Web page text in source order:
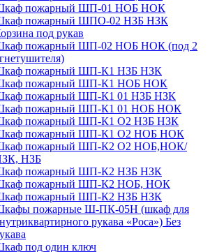
пожарный ШП-01 НОБ НОК
пожарный ШПО-02 НЗБ НЗК
под рукав
пожарный ШП-02 НОБ НОК (под 2
пожарный ШП-К1 НЗБ НЗК
пожарный ШП-К1 НОБ НОК
пожарный ШП-К1 01 НЗБ НЗК
пожарный ШП-К1 01 НОБ НОК
пожарный ШП-К1 О2 НЗБ НЗК
пожарный ШП-К1 О2 НОБ НОК
пожарный ШП-К2 О2 НОБ,НОК/
НЗБ
пожарный ШП-К2 НЗБ НЗК
пожарный ШП-К2 НОБ, НОК
пожарный ШП-К2 НЗБ НЗК
пожарные Ш-ПК-05Н (шкаф для
рукава «Роса») Без
под один ключ